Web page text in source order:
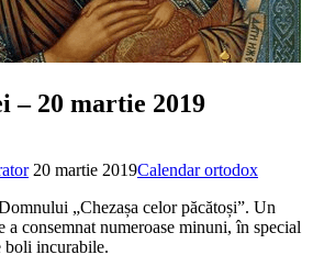
– 20 martie 2019
20 martie 2019Calendar ortodox
„Chezașa celor păcătoși”. Un
a consemnat numeroase minuni, în special
boli incurabile.